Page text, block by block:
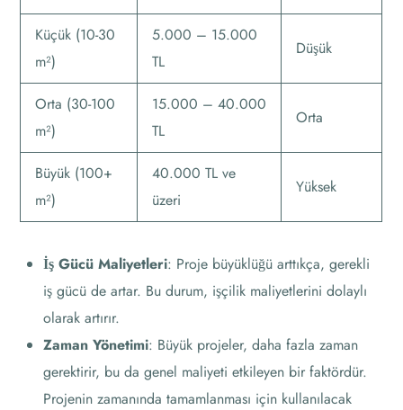
Küçük (10-30
m²)
5.000 – 15.000
TL
Düşük
Orta (30-100
m²)
15.000 – 40.000
TL
Orta
Büyük (100+
m²)
40.000 TL ve
üzeri
Yüksek
İş Gücü Maliyetleri: Proje büyüklüğü arttıkça, gerekli
iş gücü de artar. Bu durum, işçilik maliyetlerini dolaylı
olarak artırır.
Zaman Yönetimi: Büyük projeler, daha fazla zaman
gerektirir, bu da genel maliyeti etkileyen bir faktördür.
Projenin zamanında tamamlanması için kullanılacak